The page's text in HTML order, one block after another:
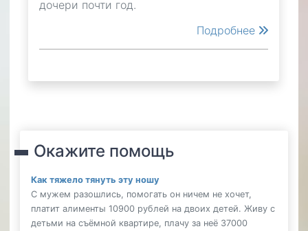
дочери почти год.
Подробнее
Окажите помощь
Как тяжело тянуть эту ношу
С мужем разошлись, помогать он ничем не хочет,
платит алименты 10900 рублей на двоих детей. Живу с
детьми на съёмной квартире, плачу за неё 37000